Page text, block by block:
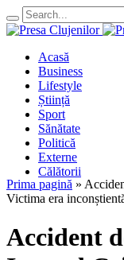
Acasă
Business
Lifestyle
Știință
Sport
Sănătate
Politică
Externe
Călătorii
Prima pagină »
Victima era
Accident